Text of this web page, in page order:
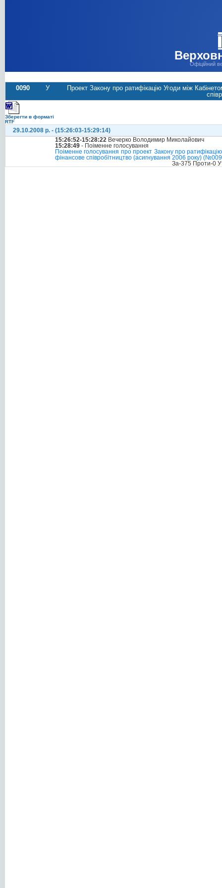
Офіційний
0090 У
Проект Закону про ратифікацію Угоди між
Зберегти в форматі
RTF
29.10.2008 р. - (15:26:03-15:29:14)
15:26:52-15:28:22 Вечерко Володимир Миколайович
15:28:49 - Поіменне голосування
Поіменне голосування про проект Закону про
фінансове співробітництво (асигнування 2006 року)
За-375 Проти-0